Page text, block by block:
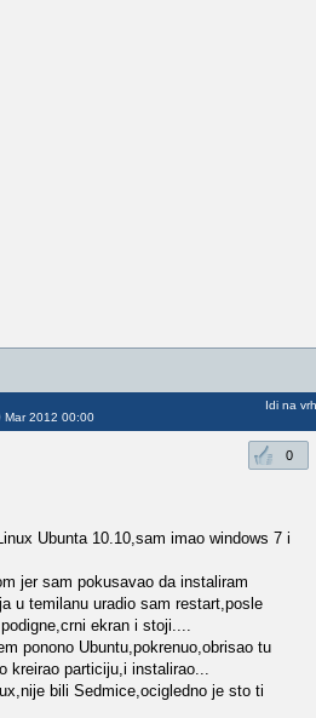
Mar 2012 00:00
Idi na vrh
0
Ubunta 10.10,sam imao windows 7 i
jer sam pokusavao da instaliram
u temilanu uradio sam restart,posle
ekran i stoji....
ponono Ubuntu,pokrenuo,obrisao tu
kreirao particiju,i instalirao...
bili Sedmice,ocigledno je sto ti